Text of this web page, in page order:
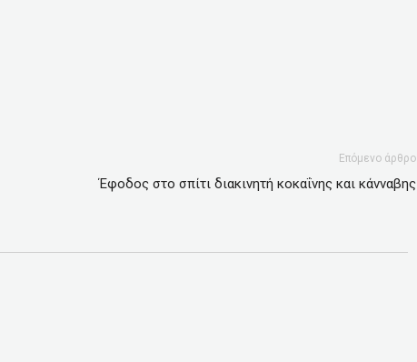
Επόμενο άρθρο
Έφοδος στο σπίτι διακινητή κοκαΐνης και κάνναβης